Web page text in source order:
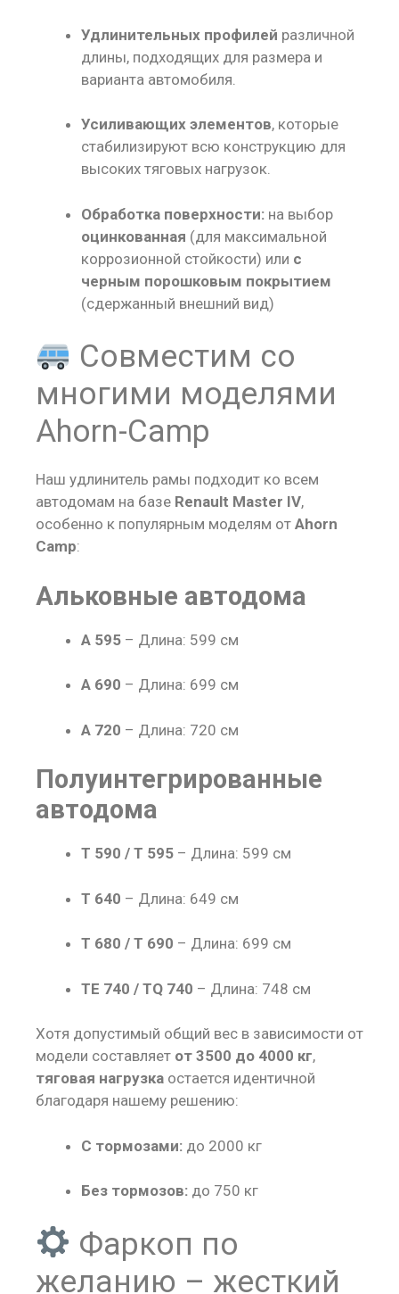
Удлинительных профилей различной
длины, подходящих для размера и
варианта автомобиля.
Усиливающих элементов, которые
стабилизируют всю конструкцию для
высоких тяговых нагрузок.
Обработка поверхности: на выбор
оцинкованная (для максимальной
коррозионной стойкости) или с
черным порошковым покрытием
(сдержанный внешний вид)
Совместим со
многими моделями
Ahorn-Camp
Наш удлинитель рамы подходит ко всем
автодомам на базе Renault Master IV,
особенно к популярным моделям от Ahorn
Camp:
Альковные автодома
A 595 – Длина: 599 см
A 690 – Длина: 699 см
A 720 – Длина: 720 см
Полуинтегрированные
автодома
T 590 / T 595 – Длина: 599 см
T 640 – Длина: 649 см
T 680 / T 690 – Длина: 699 см
TE 740 / TQ 740 – Длина: 748 см
Хотя допустимый общий вес в зависимости от
модели составляет от 3500 до 4000 кг,
тяговая нагрузка остается идентичной
благодаря нашему решению:
С тормозами: до 2000 кг
Без тормозов: до 750 кг
Фаркоп по
желанию – жесткий